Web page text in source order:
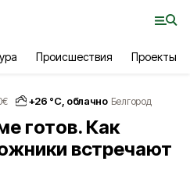
Происшествия Проекты
€ +26 °С, облачно Белгород
готов. Как
встречают